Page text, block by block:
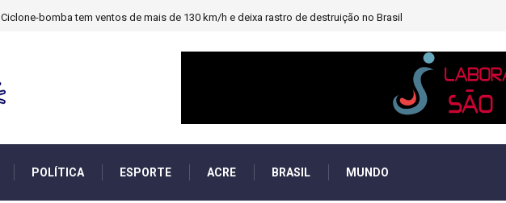
TCU identificou desvios de dinheiro e PF investigará emendas Pix
POLÍTICA ESPORTE ACRE BRASIL MUNDO